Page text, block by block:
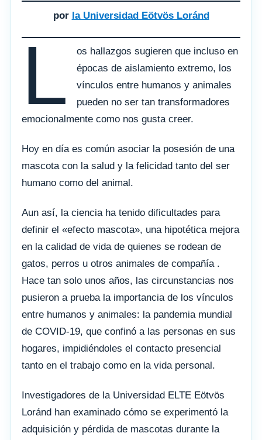
por la Universidad Eötvös Loránd
L
os hallazgos sugieren que incluso en
épocas de aislamiento extremo, los
vínculos entre humanos y animales
pueden no ser tan transformadores
emocionalmente como nos gusta creer.
Hoy en día es común asociar la posesión de una
mascota con la salud y la felicidad tanto del ser
humano como del animal.
Aun así, la ciencia ha tenido dificultades para
definir el «efecto mascota», una hipotética mejora
en la calidad de vida de quienes se rodean de
gatos, perros u otros animales de compañía .
Hace tan solo unos años, las circunstancias nos
pusieron a prueba la importancia de los vínculos
entre humanos y animales: la pandemia mundial
de COVID-19, que confinó a las personas en sus
hogares, impidiéndoles el contacto presencial
tanto en el trabajo como en la vida personal.
Investigadores de la Universidad ELTE Eötvös
Loránd han examinado cómo se experimentó la
adquisición y pérdida de mascotas durante la